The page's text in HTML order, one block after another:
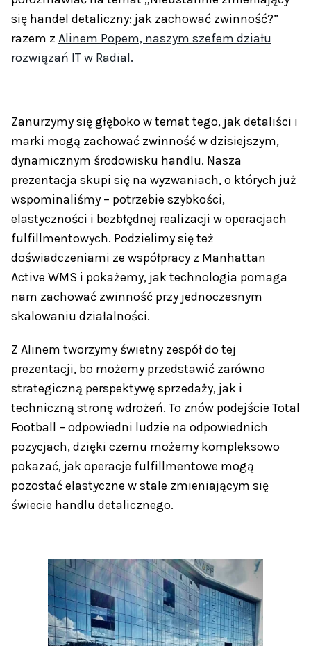
się handel detaliczny: jak zachować zwinność?”
razem z Alinem Popem, naszym szefem działu
rozwiązań IT w Radial.
Zanurzymy się głęboko w temat tego, jak detaliści i
marki mogą zachować zwinność w dzisiejszym,
dynamicznym środowisku handlu. Nasza
prezentacja skupi się na wyzwaniach, o których już
wspominaliśmy – potrzebie szybkości,
elastyczności i bezbłędnej realizacji w operacjach
fulfillmentowych. Podzielimy się też
doświadczeniami ze współpracy z Manhattan
Active WMS i pokażemy, jak technologia pomaga
nam zachować zwinność przy jednoczesnym
skalowaniu działalności.
Z Alinem tworzymy świetny zespół do tej
prezentacji, bo możemy przedstawić zarówno
strategiczną perspektywę sprzedaży, jak i
techniczną stronę wdrożeń. To znów podejście Total
Football – odpowiedni ludzie na odpowiednich
pozycjach, dzięki czemu możemy kompleksowo
pokazać, jak operacje fulfillmentowe mogą
pozostać elastyczne w stale zmieniającym się
świecie handlu detalicznego.